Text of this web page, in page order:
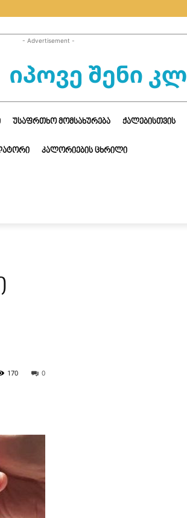
- Advertisement -
ᲣᲡᲐᲤᲠᲗᲮᲝ ᲛᲝᲛᲡᲐᲮᲣᲠᲔᲑᲐ ᲥᲐᲚᲔᲑᲘᲡᲗᲕᲘᲡ
ᲙᲐᲚᲝᲠᲘᲔᲑᲘᲡ ᲪᲮᲠᲘᲚᲘ
0
170